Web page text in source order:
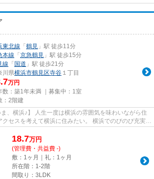
東北線 「 鶴見 」駅 徒歩11分
本線 「 京急鶴見 」駅 徒歩15分
線 「 国道 」駅 徒歩21分
川県横浜市鶴見区寺谷 １丁目
万円
数：築1年未満 ｜募集中： 1室
：2階建
ま、横浜♪】 人生一度は横浜の雰囲気を味わいながら住
クセスを考えて横浜に住みたい。 横浜でのびのび充実し
...
18.7万円
(管理費・共益費 -)
敷：1ヶ月｜礼：1ヶ月
所在階：1-2階
間取り：3LDK